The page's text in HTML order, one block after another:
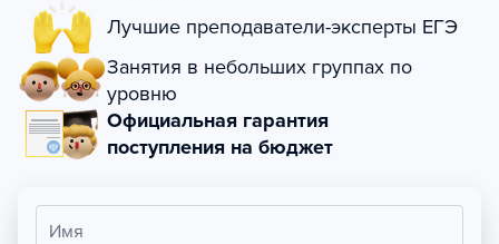
Лучшие преподаватели-эксперты ЕГЭ
Занятия в небольших группах по
уровню
Официальная гарантия
поступления на бюджет
Имя